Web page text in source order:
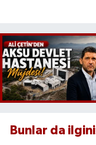
Bunlar da